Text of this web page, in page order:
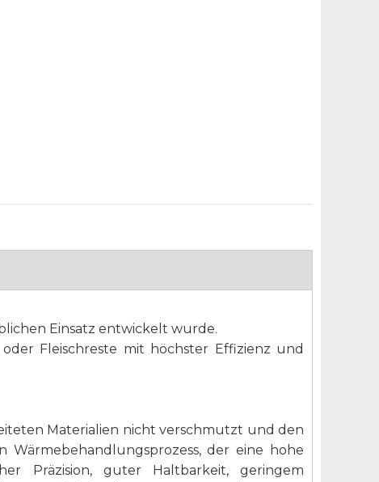
Einsatz entwickelt wurde.
Fleischreste mit höchster Effizienz und
Materialien nicht verschmutzt und den
der eine hohe
Präzision, guter Haltbarkeit, geringem